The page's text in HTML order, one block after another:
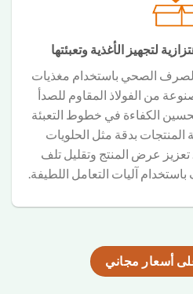
لتجهيز الأغذية وتعبئتها
الصحي باستخدام مغذيات
من الفولاذ المقاوم للصدأ
تحسين الكفاءة في خطوط التعبئة
المنتجات بدقة مثل الحلويات
عرض المنتج وتقليل تلف
باستخدام آليات التعامل اللطيفة.
أسعار مجاني